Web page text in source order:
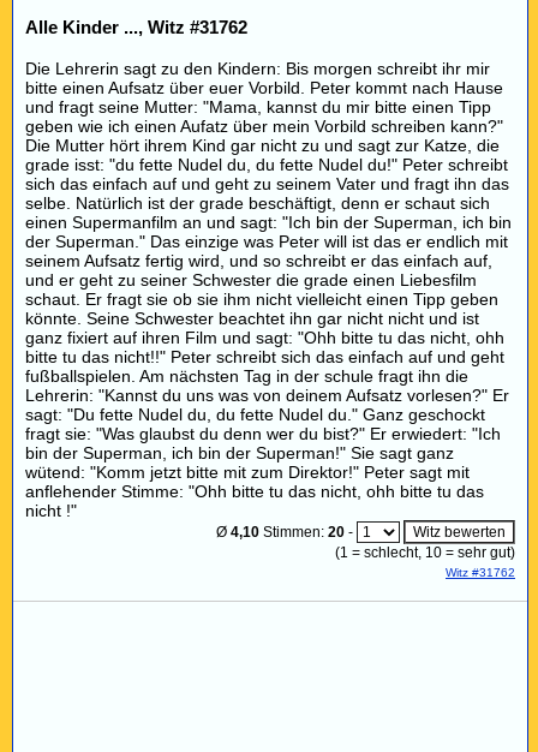
Alle Kinder ..., Witz #31762
Die Lehrerin sagt zu den Kindern: Bis morgen schreibt ihr mir
bitte einen Aufsatz über euer Vorbild. Peter kommt nach Hause
und fragt seine Mutter: "Mama, kannst du mir bitte einen Tipp
geben wie ich einen Aufatz über mein Vorbild schreiben kann?"
Die Mutter hört ihrem Kind gar nicht zu und sagt zur Katze, die
grade isst: "du fette Nudel du, du fette Nudel du!" Peter schreibt
sich das einfach auf und geht zu seinem Vater und fragt ihn das
selbe. Natürlich ist der grade beschäftigt, denn er schaut sich
einen Supermanfilm an und sagt: "Ich bin der Superman, ich bin
der Superman." Das einzige was Peter will ist das er endlich mit
seinem Aufsatz fertig wird, und so schreibt er das einfach auf,
und er geht zu seiner Schwester die grade einen Liebesfilm
schaut. Er fragt sie ob sie ihm nicht vielleicht einen Tipp geben
könnte. Seine Schwester beachtet ihn gar nicht nicht und ist
ganz fixiert auf ihren Film und sagt: "Ohh bitte tu das nicht, ohh
bitte tu das nicht!!" Peter schreibt sich das einfach auf und geht
fußballspielen. Am nächsten Tag in der schule fragt ihn die
Lehrerin: "Kannst du uns was von deinem Aufsatz vorlesen?" Er
sagt: "Du fette Nudel du, du fette Nudel du." Ganz geschockt
fragt sie: "Was glaubst du denn wer du bist?" Er erwiedert: "Ich
bin der Superman, ich bin der Superman!" Sie sagt ganz
wütend: "Komm jetzt bitte mit zum Direktor!" Peter sagt mit
anflehender Stimme: "Ohh bitte tu das nicht, ohh bitte tu das
nicht !"
Ø 4,10 Stimmen: 20 -
(1 = schlecht, 10 = sehr gut)
Witz #31762